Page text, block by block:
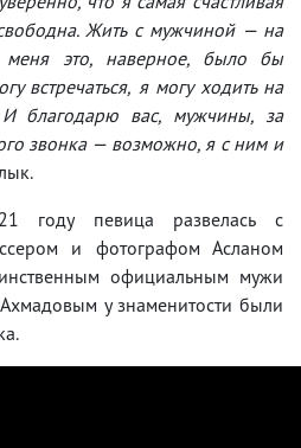
Жить с мужчиной — на
меня это, наверное, было бы
встречаться, я могу ходить на
И благодарю вас, мужчины, за
звонка — возможно, я с ним и
году певица развелась с
и фотографом Асланом
официальным мужи
у знаменитости были